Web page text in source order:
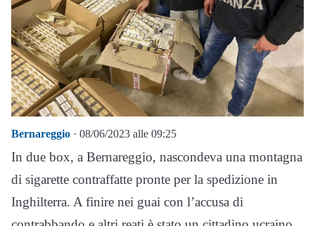
Bernareggio · 08/06/2023 alle 09:25
In due box, a Bernareggio, nascondeva una montagna
di sigarette contraffatte pronte per la spedizione in
Inghilterra. A finire nei guai con l’accusa di